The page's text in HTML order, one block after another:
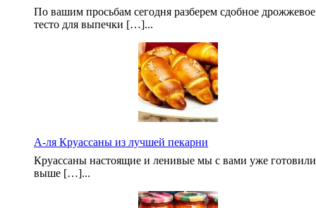
По вашим просьбам сегодня разберем сдобное дрожжевое
тесто для выпечки […]...
А-ля Круассаны из лучшей пекарни
Круассаны настоящие и ленивые мы с вами уже
выше […]...